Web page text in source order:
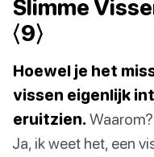
Slimme
⟨9⟩
Hoewel je het
vissen eigenlijk
eruitzien.
Ja, ik weet het, een